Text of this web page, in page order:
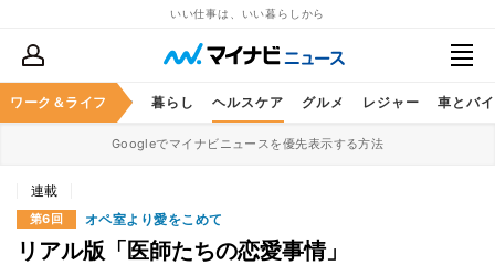
いい仕事は、いい暮らしから
ワーク＆ライフ
ススキル マネー 暮らし ヘルスケア グルメ レジャー 車とバ
Googleでマイナビニュースを優先表示する方法
連載
第6回 オペ室より愛をこめて
リアル版「医師たちの恋愛事情」